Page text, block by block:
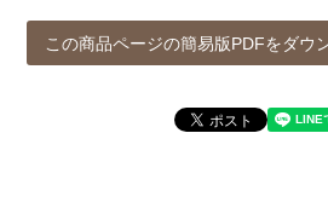
この商品ページの簡易版PDFをダウ